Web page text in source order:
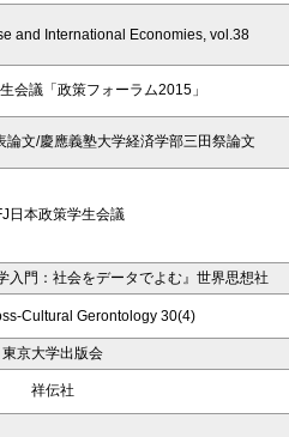
and International Economies, vol.38
会議「政策フォーラム2015」
論文/慶應義塾大学経済学部三田祭論文
日本政策学生会議
入門：社会をデータでよむ』世界思想社
Cultural Gerontology 30(4)
東京大学出版会
祥伝社